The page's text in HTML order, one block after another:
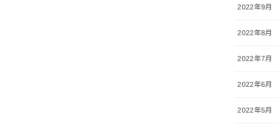
2022年9月
2022年8月
2022年7月
2022年6月
2022年5月